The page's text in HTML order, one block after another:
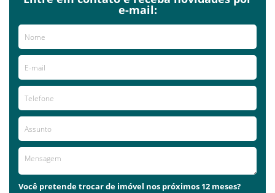
e-mail:
Você pretende trocar de imóvel nos próximos 12 meses?